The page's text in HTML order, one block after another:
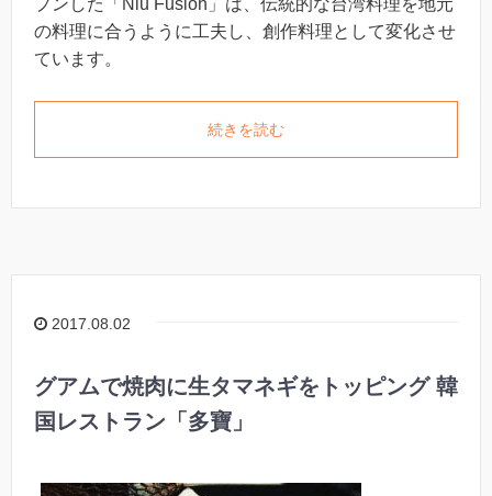
プンした「Niu Fusion」は、伝統的な台湾料理を地元
の料理に合うように工夫し、創作料理として変化させ
ています。
続きを読む
2017.08.02
グアムで焼肉に生タマネギをトッピング 韓
国レストラン「多寶」